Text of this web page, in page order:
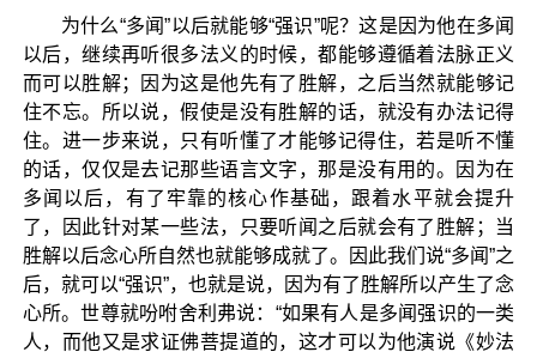
为什么“多闻”以后就能够“强识”呢？这是因为他在多闻
以后，继续再听很多法义的时候，都能够遵循着法脉正义
而可以胜解；因为这是他先有了胜解，之后当然就能够记
住不忘。所以说，假使是没有胜解的话，就没有办法记得
住。进一步来说，只有听懂了才能够记得住，若是听不懂
的话，仅仅是去记那些语言文字，那是没有用的。因为在
多闻以后，有了牢靠的核心作基础，跟着水平就会提升
了，因此针对某一些法，只要听闻之后就会有了胜解；当
胜解以后念心所自然也就能够成就了。因此我们说“多闻”之
后，就可以“强识”，也就是说，因为有了胜解所以产生了念
心所。世尊就吩咐舍利弗说：“如果有人是多闻强识的一类
人，而他又是求证佛菩提道的，这才可以为他演说《妙法